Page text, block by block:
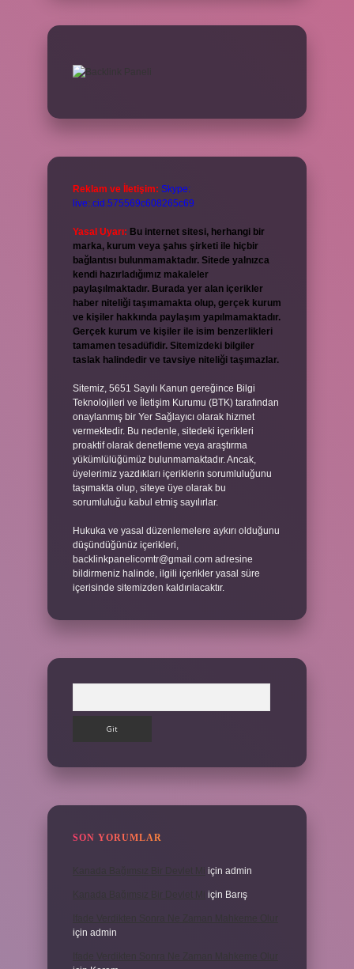
Reklam ve İletişim: Skype:
live:.cid.575569c608265c69
Yasal Uyarı: Bu internet sitesi, herhangi bir
marka, kurum veya şahıs şirketi ile hiçbir
bağlantısı bulunmamaktadır. Sitede yalnızca
kendi hazırladığımız makaleler
paylaşılmaktadır. Burada yer alan içerikler
haber niteliği taşımamakta olup, gerçek kurum
ve kişiler hakkında paylaşım yapılmamaktadır.
Gerçek kurum ve kişiler ile isim benzerlikleri
tamamen tesadüfidir. Sitemizdeki bilgiler
taslak halindedir ve tavsiye niteliği taşımazlar.
Sitemiz, 5651 Sayılı Kanun gereğince Bilgi
Teknolojileri ve İletişim Kurumu (BTK) tarafından
onaylanmış bir Yer Sağlayıcı olarak hizmet
vermektedir. Bu nedenle, sitedeki içerikleri
proaktif olarak denetleme veya araştırma
yükümlülüğümüz bulunmamaktadır. Ancak,
üyelerimiz yazdıkları içeriklerin sorumluluğunu
taşımakta olup, siteye üye olarak bu
sorumluluğu kabul etmiş sayılırlar.
Hukuka ve yasal düzenlemelere aykırı olduğunu
düşündüğünüz içerikleri,
backlinkpanelicomtr@gmail.com adresine
bildirmeniz halinde, ilgili içerikler yasal süre
içerisinde sitemizden kaldırılacaktır.
SON YORUMLAR
için admin
için Barış
için admin